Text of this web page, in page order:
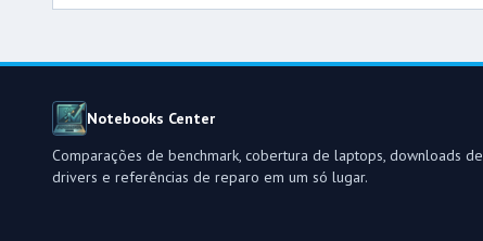
Notebooks Center
Comparações de benchmark, cobertura de laptops, downloads de
drivers e referências de reparo em um só lugar.